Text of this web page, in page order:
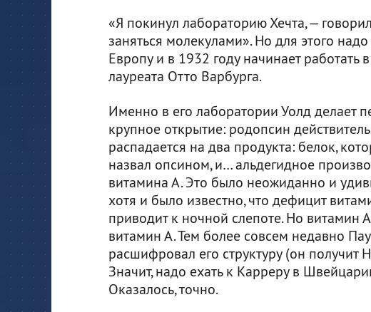
«Я покинул лабораторию Хечта, —
заняться молекулами». Но для этого
Европу и в 1932 году начинает работать
лауреата Отто Варбурга.
Именно в его лаборатории Уолд делает
крупное открытие: родопсин
распадается на два продукта: белок,
назвал опсином, и… альдегидное
витамина А. Это было неожиданно и
хотя и было известно, что дефицит
приводит к ночной слепоте. Но витамин
витамин А. Тем более совсем недавно
расшифровал его структуру (он
Значит, надо ехать к Карреру в
Оказалось, точно.